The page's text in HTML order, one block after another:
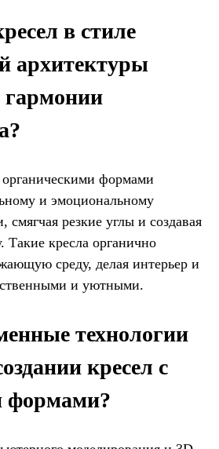
в стиле
архитектуры
гармонии
формами
и эмоциональному
резкие углы и создавая
Такие кресла органично
среду, делая интерьер и
и уютными.
технологии
кресел с
формами?